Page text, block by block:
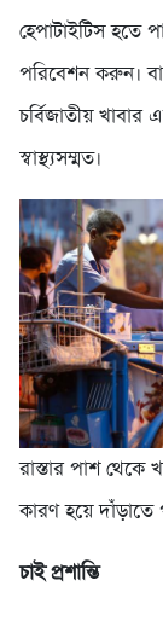
হেপাটাইটিস হতে
পরিবেশন করুন।
চর্বিজাতীয় খাবার
স্বাস্থ্যসম্মত।
রাস্তার পাশ থেকে
কারণ হয়ে দাঁড়াতে
চাই প্রশান্তি